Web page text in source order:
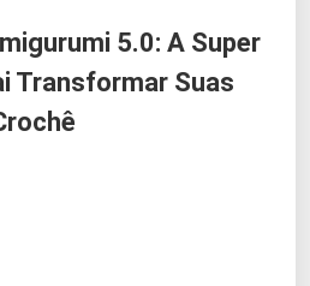
5.0: A Super
Transformar Suas